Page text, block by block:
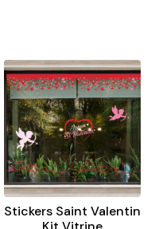
Stickers Saint Valentin